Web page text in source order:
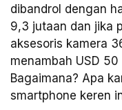
dibandrol dengan
9,3 jutaan dan jika
aksesoris kamera
menambah USD
Bagaimana? Apa
smartphone keren